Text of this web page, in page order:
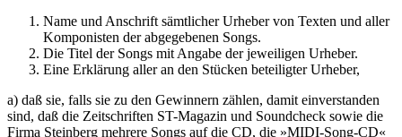
Name und Anschrift sämtlicher Urheber von Texten und aller
Komponisten der abgegebenen Songs.
Die Titel der Songs mit Angabe der jeweiligen Urheber.
Eine Erklärung aller an den Stücken beteiligter Urheber,
a) daß sie, falls sie zu den Gewinnern zählen, damit einverstanden
sind, daß die Zeitschriften ST-Magazin und Soundcheck sowie die
Firma Steinberg mehrere Songs auf die CD, die »MIDI-Song-CD«